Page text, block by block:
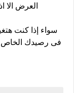
العرض الا
سواء إذا كنت
فى رصيدك